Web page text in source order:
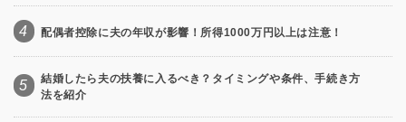
4 配偶者控除に夫の年収が影響！所得1000万円以上は注意！
5
結婚したら夫の扶養に入るべき？タイミングや条件、手続き方
法を紹介